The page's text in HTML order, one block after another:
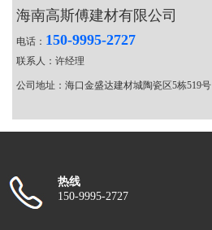
海南高斯傅建材有限公司
电话： 150-9995-2727
联系人：许经理
公司地址：海口金盛达建材城陶瓷区5栋519号
热线
150-9995-2727